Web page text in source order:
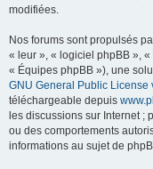
modifiées.
Nos forums sont propulsés
« leur », « logiciel phpBB »,
« Équipes phpBB »), une
GNU General Public License
téléchargeable depuis
les discussions sur Internet ;
ou des comportements
informations au sujet de